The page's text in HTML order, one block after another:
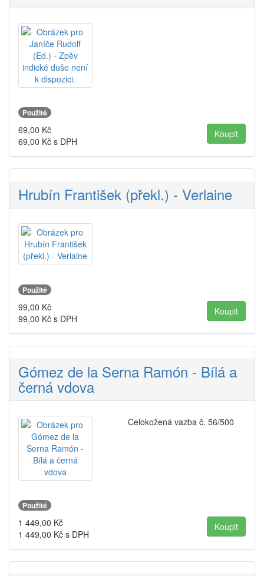
Použité
69,00 Kč
69,00 Kč s DPH
Hrubín František (překl.) - Verlaine
Použité
99,00 Kč
99,00 Kč s DPH
Gómez de la Serna Ramón - Bílá a
černá vdova
Celokožená vazba č. 56/500
Použité
1 449,00 Kč
1 449,00 Kč s DPH